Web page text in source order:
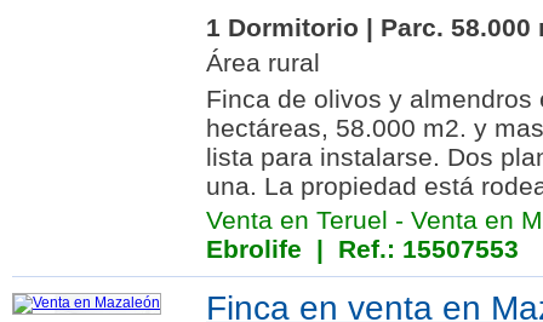
1 Dormitorio | Parc. 58.000
Área rural
Finca de olivos y almendros
hectáreas, 58.000 m2. y
lista para instalarse. Dos
una. La propiedad está
Venta en Teruel - Venta en
Ebrolife | Ref.: 15507553
Finca en venta en